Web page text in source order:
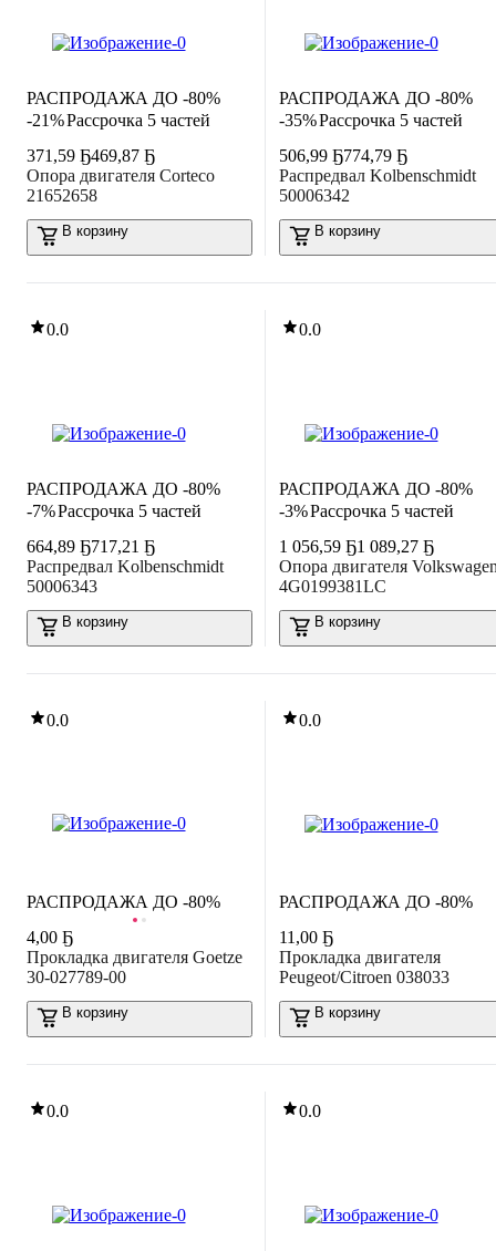
-21%Рассрочка 5 частей
РАСПРОДАЖА ДО -80%
371 ,59 Ҕ469,87 Ҕ
Опора двигателя Corteco
21652658
В корзину
-35%Рассрочка 5 частей
РАСПРОДАЖА ДО -80%
506,99 Ҕ774,79 Ҕ
Распредвал Kolbenschmidt
50006342
В корзину
0.0
-7%Рассрочка 5 частей
РАСПРОДАЖА ДО -80%
664,89 Ҕ717,21 Ҕ
Распредвал Kolbenschmidt
50006343
В корзину
0.0
-3%Рассрочка 5 частей
РАСПРОДАЖА ДО -80%
1 056,59 Ҕ1 089,27 Ҕ
Опора двигателя
4G0199381LC
В корзину
0.0
РАСПРОДАЖА ДО -80%
4,00 Ҕ
Прокладка двигателя Goetze
30-027789-00
В корзину
0.0
РАСПРОДАЖА ДО -80%
11 ,00 Ҕ
Прокладка двигателя
Peugeot/Citroen 038033
В корзину
0.0 0.0